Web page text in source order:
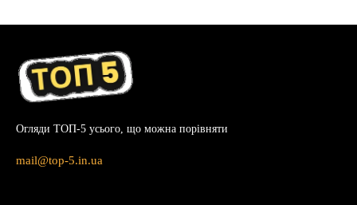
Огляди ТОП-5 усього, що можна порівняти
mail@top-5.in.ua